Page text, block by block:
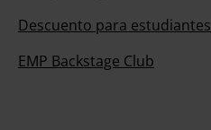
Descuento para estudiantes
EMP Backstage Club